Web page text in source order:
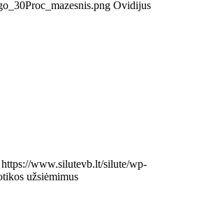
Ovidijus
https://www.silutevb.lt/silute/wp-
užsiėmimus